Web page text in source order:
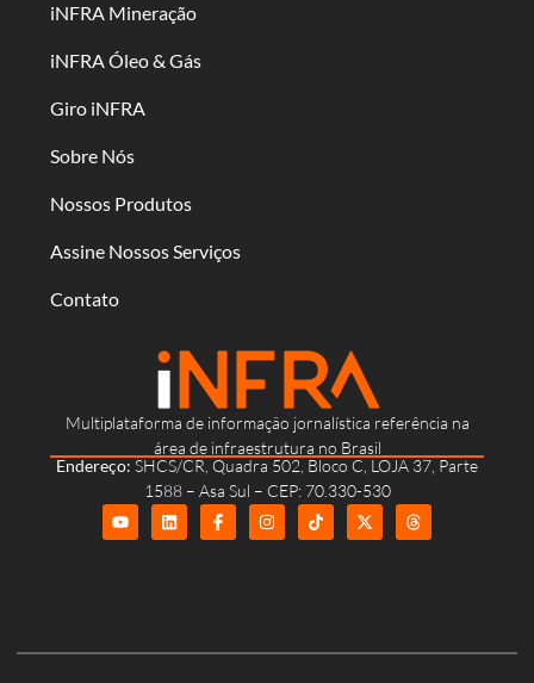
Multiplataforma de informação jornalística referência na
área de infraestrutura no Brasil
Endereço: SHCS/CR, Quadra 502, Bloco C, LOJA 37, Parte
1588 – Asa Sul – CEP: 70.330-530
iNFRA Mineração
iNFRA Óleo & Gás
Giro iNFRA
Sobre Nós
Nossos Produtos
Assine Nossos Serviços
Contato